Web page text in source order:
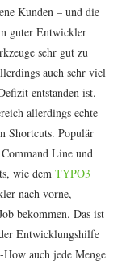
Kunden – und die
guter Entwickler
sehr gut zu
auch sehr viel
entstanden ist.
allerdings echte
Shortcuts. Populär
Line und
wie dem TYPO3
nach vorne,
bekommen. Das ist
der Entwicklungshilfe
auch jede Menge